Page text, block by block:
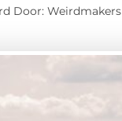
Door: Weirdmakers